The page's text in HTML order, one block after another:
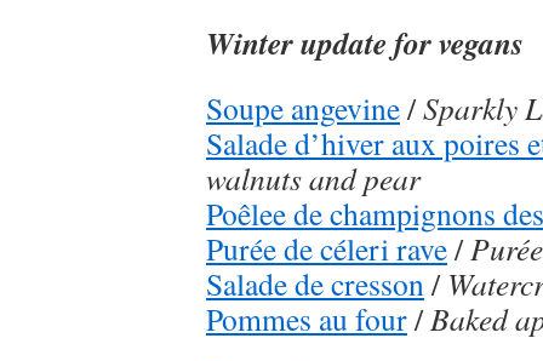
Winter update for vegans
Soupe angevine/Sparkly
Salade d’hiver aux poires
walnuts and pear
Poêlee de champignons
Purée de céleri rave/
Salade de cresson/
Pommes au four/Baked